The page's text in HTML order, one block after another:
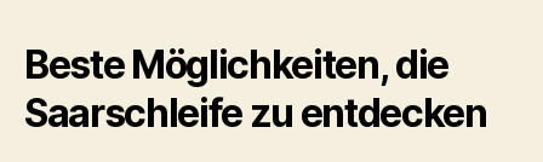
Beste Möglichkeiten, die
Saarschleife zu entdecken